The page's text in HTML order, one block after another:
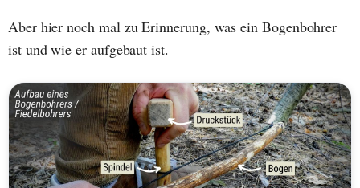
Aber hier noch mal zu Erinnerung, was ein Bogenbohrer
ist und wie er aufgebaut ist.